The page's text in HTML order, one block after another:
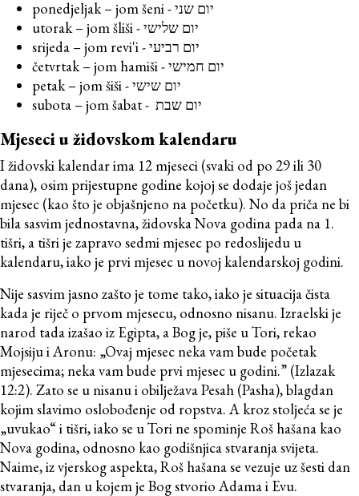
srijeda – jom revi'i - יום רביעי
Mjeseci u židovskom kalendaru
I židovski kalendar ima 12 mjeseci (svaki od po 29 ili 30
dana), osim prijestupne godine kojoj se dodaje još jedan
mjesec (kao što je objašnjeno na početku). No da priča ne bi
bila sasvim jednostavna, židovska Nova godina pada na 1.
tišri, a tišri je zapravo sedmi mjesec po redoslijedu u
kalendaru, iako je prvi mjesec u novoj kalendarskoj godini.
Nije sasvim jasno zašto je tome tako, iako je situacija čista
kada je riječ o prvom mjesecu, odnosno nisanu. Izraelski je
narod tada izašao iz Egipta, a Bog je, piše u Tori, rekao
Mojsiju i Aronu: „Ovaj mjesec neka vam bude početak
mjesecima; neka vam bude prvi mjesec u godini.” (Izlazak
12:2). Zato se u nisanu i obilježava Pesah (Pasha), blagdan
kojim slavimo oslobođenje od ropstva. A kroz stoljeća se je
„uvukao“ i tišri, iako se u Tori ne spominje Roš hašana kao
Nova godina, odnosno kao godišnjica stvaranja svijeta.
Naime, iz vjerskog aspekta, Roš hašana se vezuje uz šesti dan
stvaranja, dan u kojem je Bog stvorio Adama i Evu.